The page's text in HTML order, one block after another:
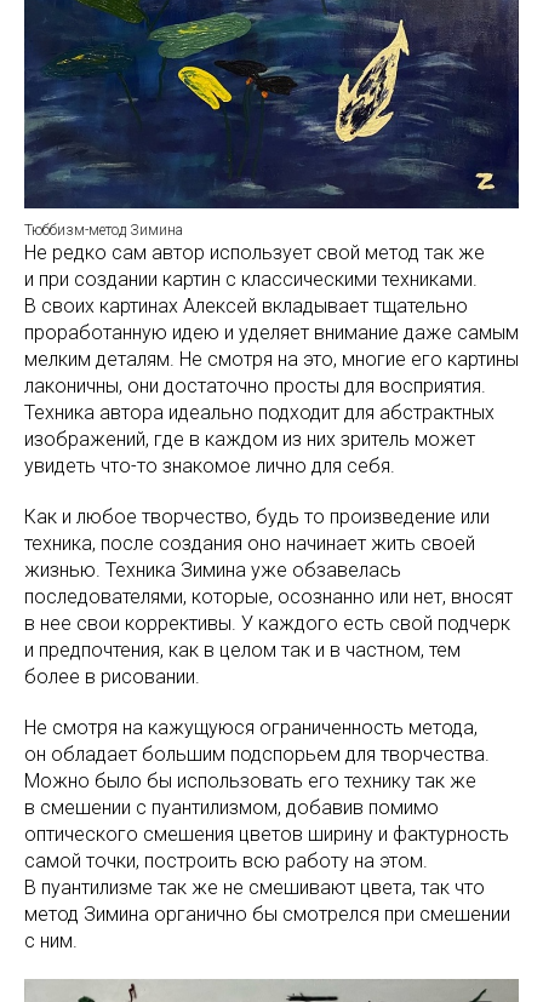
Тюббизм-метод Зимина
Не редко сам автор использует свой метод так же
и при создании картин с классическими техниками.
В своих картинах Алексей вкладывает тщательно
проработанную идею и уделяет внимание даже самым
мелким деталям. Не смотря на это, многие его картины
лаконичны, они достаточно просты для восприятия.
Техника автора идеально подходит для абстрактных
изображений, где в каждом из них зритель может
увидеть что-то знакомое лично для себя.
Как и любое творчество, будь то произведение или
техника, после создания оно начинает жить своей
жизнью. Техника Зимина уже обзавелась
последователями, которые, осознанно или нет, вносят
в нее свои коррективы. У каждого есть свой подчерк
и предпочтения, как в целом так и в частном, тем
более в рисовании.
Не смотря на кажущуюся ограниченность метода,
он обладает большим подспорьем для творчества.
Можно было бы использовать его технику так же
в смешении с пуантилизмом, добавив помимо
оптического смешения цветов ширину и фактурность
самой точки, построить всю работу на этом.
В пуантилизме так же не смешивают цвета, так что
метод Зимина органично бы смотрелся при смешении
с ним.